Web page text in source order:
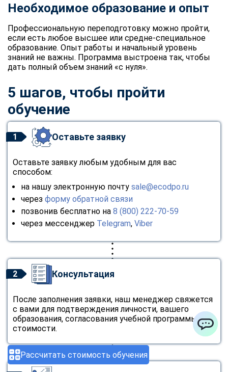
Рассчитать стоимость обучения
Необходимое образование и опыт
Профессиональную переподготовку можно пройти,
если есть любое высшее или средне-специальное
образование. Опыт работы и начальный уровень
знаний не важны. Программа выстроена так, чтобы
дать полный объем знаний «с нуля».
5 шагов, чтобы пройти
обучение
1 Оставьте заявку
Оставьте заявку любым удобным для вас
способом:
на нашу электронную почту sale@ecodpo.ru
через форму обратной связи
позвонив бесплатно на 8 (800) 222-70-59
через мессенджер Telegram, Viber
2 Консультация
После заполнения заявки, наш менеджер свяжется
с вами для подтверждения личности, вашего
образования, согласования учебной программы и
стоимости.
Max